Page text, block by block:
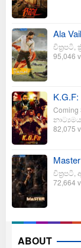
Ala
චිත්‍රපටි
95,046
Coming
නාට්‍යමය
82,075
චිත්‍රපටි
72,664
ABOUT